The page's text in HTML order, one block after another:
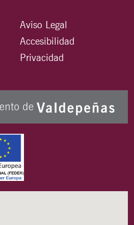
Aviso Legal
Accesibilidad
Privacidad